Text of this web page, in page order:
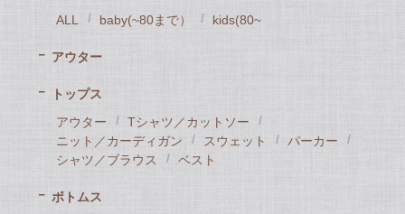
ALL
baby(~80まで） kids(80~
アウター
トップス
アウター
Tシャツ／カットソー
ニット／カーディガン
スウェット
パーカー
シャツ／ブラウス
ベスト
ボトムス